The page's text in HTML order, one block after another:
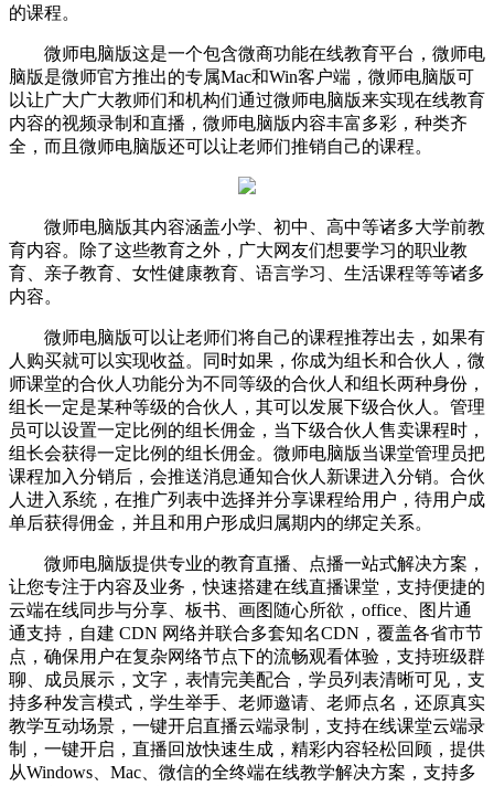
的课程。
微师电脑版这是一个包含微商功能在线教育平台，微师电
脑版是微师官方推出的专属Mac和Win客户端，微师电脑版可
以让广大广大教师们和机构们通过微师电脑版来实现在线教育
内容的视频录制和直播，微师电脑版内容丰富多彩，种类齐
全，而且微师电脑版还可以让老师们推销自己的课程。
微师电脑版其内容涵盖小学、初中、高中等诸多大学前教
育内容。除了这些教育之外，广大网友们想要学习的职业教
育、亲子教育、女性健康教育、语言学习、生活课程等等诸多
内容。
微师电脑版可以让老师们将自己的课程推荐出去，如果有
人购买就可以实现收益。同时如果，你成为组长和合伙人，微
师课堂的合伙人功能分为不同等级的合伙人和组长两种身份，
组长一定是某种等级的合伙人，其可以发展下级合伙人。管理
员可以设置一定比例的组长佣金，当下级合伙人售卖课程时，
组长会获得一定比例的组长佣金。微师电脑版当课堂管理员把
课程加入分销后，会推送消息通知合伙人新课进入分销。合伙
人进入系统，在推广列表中选择并分享课程给用户，待用户成
单后获得佣金，并且和用户形成归属期内的绑定关系。
微师电脑版提供专业的教育直播、点播一站式解决方案，
让您专注于内容及业务，快速搭建在线直播课堂，支持便捷的
云端在线同步与分享、板书、画图随心所欲，office、图片通
通支持，自建 CDN 网络并联合多套知名CDN，覆盖各省市节
点，确保用户在复杂网络节点下的流畅观看体验，支持班级群
聊、成员展示，文字，表情完美配合，学员列表清晰可见，支
持多种发言模式，学生举手、老师邀请、老师点名，还原真实
教学互动场景，一键开启直播云端录制，支持在线课堂云端录
制，一键开启，直播回放快速生成，精彩内容轻松回顾，提供
从Windows、Mac、微信的全终端在线教学解决方案，支持多